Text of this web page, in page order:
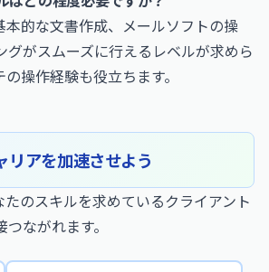
的な文書作成、メールソフトの操
グがスムーズに行えるレベルが求めら
操作経験も役立ちます。
リアを加速させよう
のスキルを求めているクライアント
ながれます。